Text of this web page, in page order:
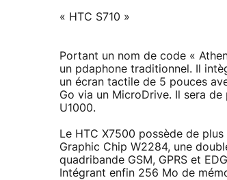
« HTC S710 »
Portant un nom de code «
un pdaphone traditionnel. Il
un écran tactile de 5 pouces
Go via un MicroDrive. Il sera
U1000.
Le HTC X7500 possède de
Graphic Chip W2284, une
quadribande GSM, GPRS et
Intégrant enfin 256 Mo de